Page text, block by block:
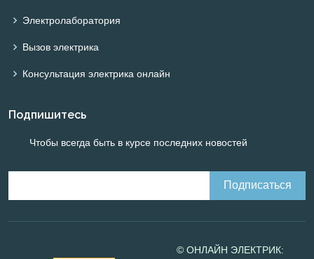
Электролаборатория
Вызов электрика
Консультация электрика онлайн
Подпишитесь
Чтобы всегда быть в курсе последних новостей
© ОНЛАЙН ЭЛЕКТРИК: